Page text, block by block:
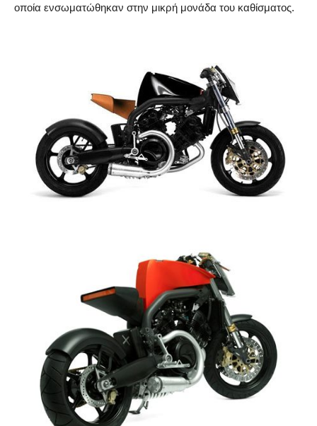
οποία ενσωματώθηκαν στην μικρή μονάδα του καθίσματος.